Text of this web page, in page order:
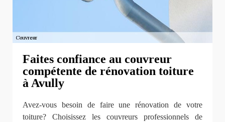
Faites confiance au couvreur
compétente de rénovation toiture
à Avully
Avez-vous besoin de faire une rénovation de votre
toiture? Choisissez les couvreurs professionnels de